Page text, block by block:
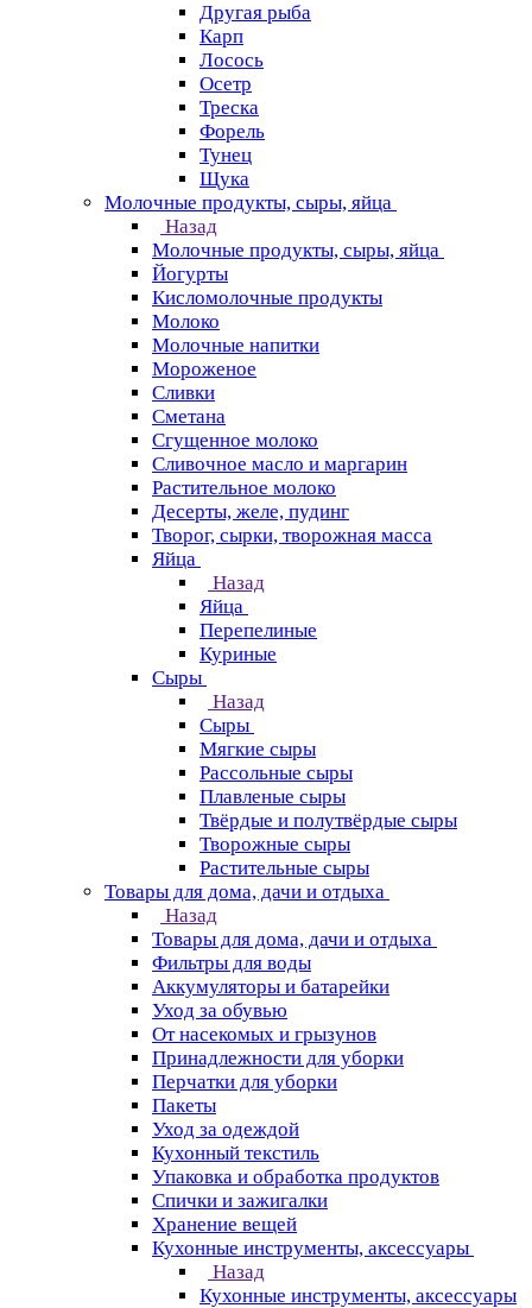
Другая рыба
Карп
Лосось
Осетр
Треска
Форель
Тунец
Щука
Молочные продукты, сыры, яйца
Назад
Молочные продукты, сыры, яйца
Йогурты
Кисломолочные продукты
Молоко
Молочные напитки
Мороженое
Сливки
Сметана
Сгущенное молоко
Сливочное масло и маргарин
Растительное молоко
Десерты, желе, пудинг
Творог, сырки, творожная масса
Яйца
Назад
Яйца
Перепелиные
Куриные
Сыры
Назад
Сыры
Мягкие сыры
Рассольные сыры
Плавленые сыры
Твёрдые и полутвёрдые сыры
Творожные сыры
Растительные сыры
Товары для дома, дачи и отдыха
Назад
Товары для дома, дачи и отдыха
Фильтры для воды
Аккумуляторы и батарейки
Уход за обувью
От насекомых и грызунов
Принадлежности для уборки
Перчатки для уборки
Пакеты
Уход за одеждой
Кухонный текстиль
Упаковка и обработка продуктов
Спички и зажигалки
Хранение вещей
Кухонные инструменты, аксессуары
Назад
Кухонные инструменты, аксессуары